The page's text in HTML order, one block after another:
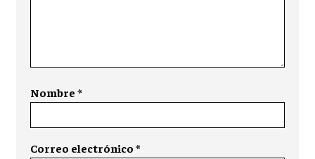
Nombre*
Correo electrónico*